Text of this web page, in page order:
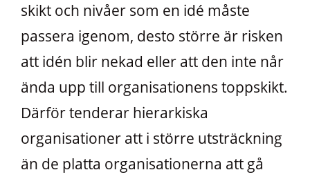
skikt och nivåer som en idé måste
passera igenom, desto större är risken
att idén blir nekad eller att den inte når
ända upp till organisationens toppskikt.
Därför tenderar hierarkiska
organisationer att i större utsträckning
än de platta organisationerna att gå